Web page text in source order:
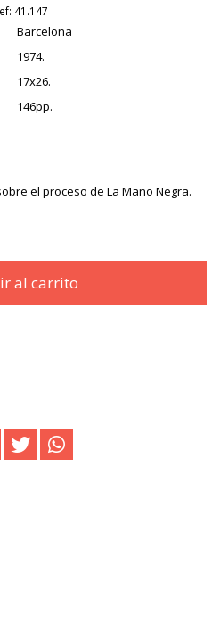
41.147
Barcelona
1974.
17x26.
146pp.
el proceso de La Mano Negra.
al carrito